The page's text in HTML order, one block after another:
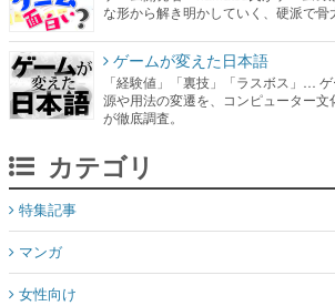
な形から解き明かしていく、硬派で骨
ゲームが変えた日本語
「経験値」「裏技」「ラスボス」…
源や用法の変遷を、コンピューター
が徹底調査。
カテゴリ
特集記事
マンガ
女性向け